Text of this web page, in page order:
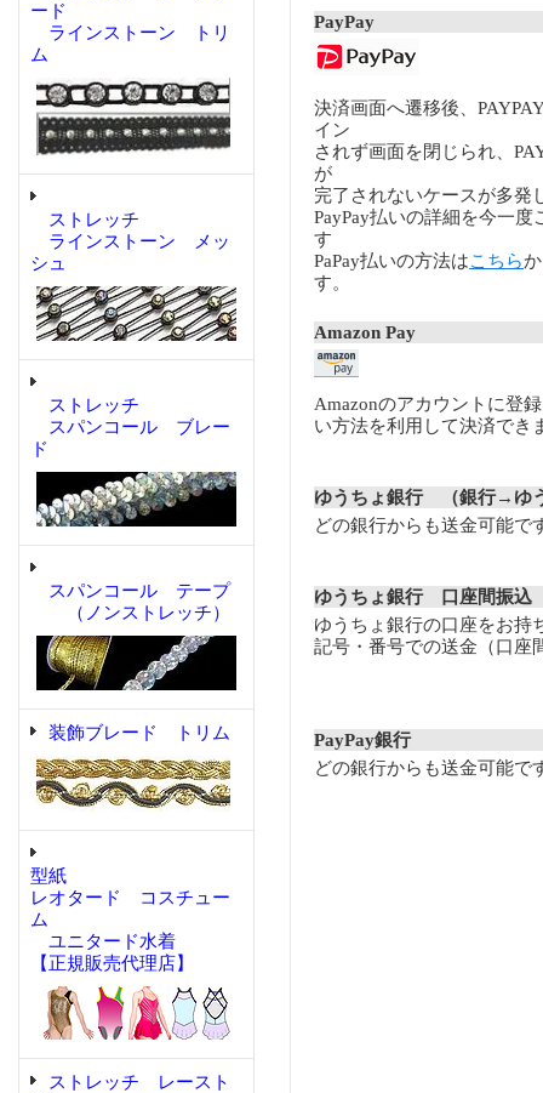
ード
ラインストーン トリ
ム
ストレッチ
ラインストーン メッ
シュ
ストレッチ
スパンコール ブレー
ド
スパンコール テープ
（ノンストレッチ）
装飾ブレード トリム
型紙
レオタード コスチュー
ム
ユニタード水着
【正規販売代理店】
ストレッチ レースト
PayPay
決済画面へ遷移後、
イン
されず画面を閉じられ、
が
完了されないケースが多発
PayPay払いの詳細を今一度
す
PaPay払いの方法はこちら
す。
Amazon Pay
Amazonのアカウントに登
い方法を利用して決済でき
ゆうちょ銀行 （銀行→ゆ
どの銀行からも送金可能で
ゆうちょ銀行 口座間振込
ゆうちょ銀行の口座をお持
記号・番号での送金（口座
PayPay銀行
どの銀行からも送金可能で